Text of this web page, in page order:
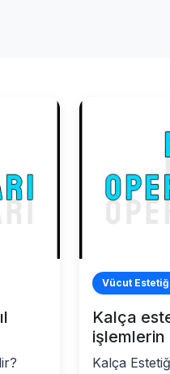
Vücut
Kalça
Kalça